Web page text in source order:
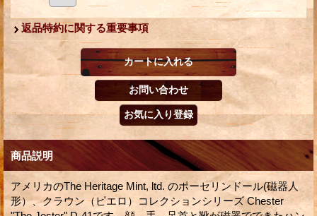
返品特約に関する重要事項
商品説明
アメリカのThe Heritage Mint, ltd. のポーセリンドール(磁器人
形）、クラウン（ピエロ）コレクションシリーズ Chester